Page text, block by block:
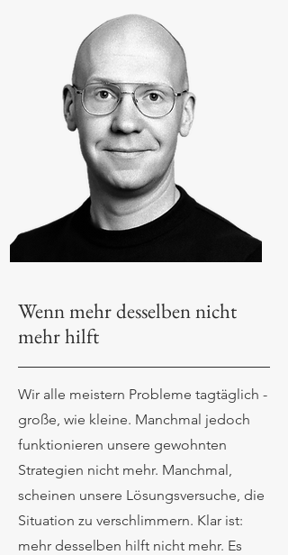
Wenn mehr desselben nicht
mehr hilft
Wir alle meistern Probleme tagtäglich -
große, wie kleine. Manchmal jedoch
funktionieren unsere gewohnten
Strategien nicht mehr. Manchmal,
scheinen unsere Lösungsversuche, die
Situation zu verschlimmern. Klar ist:
mehr desselben hilft nicht mehr. Es